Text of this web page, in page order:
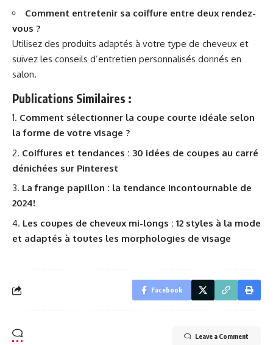
Comment entretenir sa coiffure entre deux rendez-
vous ?
Utilisez des produits adaptés à votre type de cheveux et
suivez les conseils d’entretien personnalisés donnés en
salon.
Publications Similaires :
Comment sélectionner la coupe courte idéale selon
la forme de votre visage ?
Coiffures et tendances : 30 idées de coupes au carré
dénichées sur Pinterest
La frange papillon : la tendance incontournable de
2024!
Les coupes de cheveux mi-longs : 12 styles à la mode
et adaptés à toutes les morphologies de visage
Facebook
Leave a Comment